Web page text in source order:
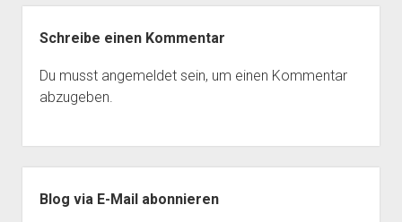
Schreibe einen Kommentar
Du musst angemeldetsein, um einen Kommentar
abzugeben.
Blog via E-Mail abonnieren